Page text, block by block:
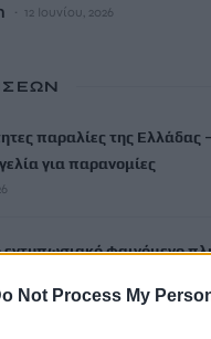
Not Process My
12 Ιουνίου, 2026
παραλίες της
για παρανομίες
εντυπωσιακό φαινόμενο